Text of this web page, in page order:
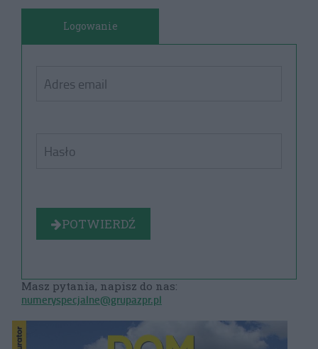
Logowanie
POTWIERDŹ
Masz pytania, napisz do nas:
numeryspecjalne@grupazpr.pl